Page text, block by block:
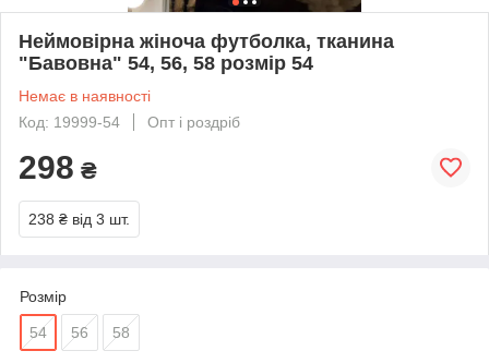
Неймовірна жіноча футболка, тканина
"Бавовна" 54, 56, 58 розмір 54
Немає в наявності
Код: 19999-54
Опт і роздріб
298 ₴
238 ₴ від 3 шт.
Розмір
54 56 58